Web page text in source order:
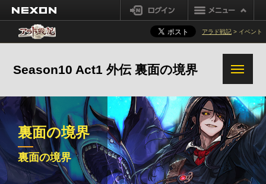
ログイン
アラド戦記 > イベント
Season10 Act1 外伝 裏面の境界
裏面の境界 裏面の境界報酬
裏面の境界
裏面の境界